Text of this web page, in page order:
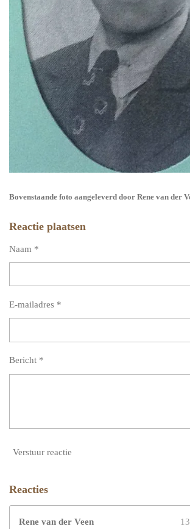
Bovenstaande foto aangeleverd door Rene van der
Reactie plaatsen
Naam *
E-mailadres *
Bericht *
Verstuur reactie
Reacties
Rene van der Veen